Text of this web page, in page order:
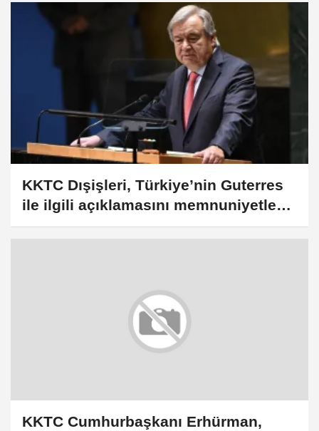
KKTC Dışişleri, Türkiye’nin Guterres
ile ilgili açıklamasını memnuniyetle
karşıladı
KKTC Cumhurbaşkanı Erhürman,